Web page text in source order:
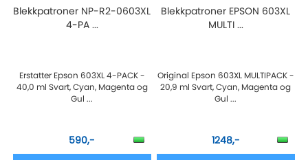
Blekkpatroner NP-R2-0603XL
4-PA ...
Erstatter Epson 603XL 4-PACK -
40,0 ml Svart, Cyan, Magenta og
Gul ...
590,-
Blekkpatroner EPSON 603XL
MULTI ...
Original Epson 603XL MULTIPACK -
20,9 ml Svart, Cyan, Magenta og
Gul ...
1248,-